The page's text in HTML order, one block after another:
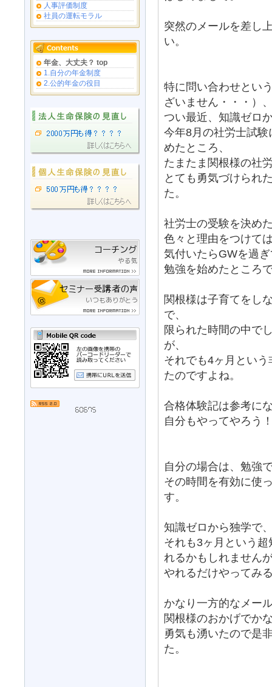
人事評価制度
社員の運転モラル
年金、大丈夫？ top
1.自分の年金制度
2.公的年金の役目
突然のメールを差し
い。
特に問い合わせとい
ざいません・・・）
つい最近、知識ゼロ
今年8月の社労士試
めたところ、
たまたま関根様の社
とても勇気づけられ
た。
社労士の受験を決め
色々と理由をつけて
気付いたらGWを過
勉強を始めたところ
関根様は子育てをし
で、
限られた時間の中で
が、
それでも4ヶ月とい
たのですよね。
合格体験記は参考に
自分もやってやろう
自分の場合は、勉強
その時間を有効に使
す。
知識ゼロから独学で
それも3ヶ月という
れるかもしれません
やれるだけやってみ
かなり一方的なメー
関根様のおかげでか
勇気も湧いたので是
た。